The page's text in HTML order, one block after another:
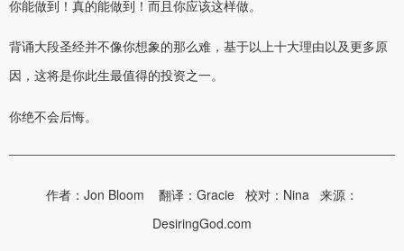
你能做到！真的能做到！而且你应该这样做。
背诵大段圣经并不像你想象的那么难，基于以上十大理由以及更多原
因，这将是你此生最值得的投资之一。
你绝不会后悔。
作者：Jon Bloom 翻译：Gracie 校对：Nina 来源：
DesiringGod.com